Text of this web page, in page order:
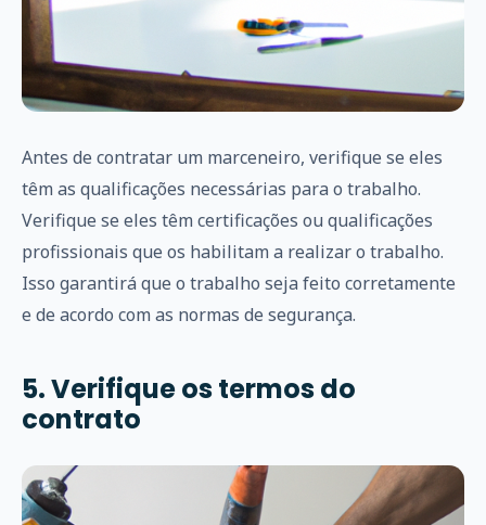
Antes de contratar um marceneiro, verifique se eles
têm as qualificações necessárias para o trabalho.
Verifique se eles têm certificações ou qualificações
profissionais que os habilitam a realizar o trabalho.
Isso garantirá que o trabalho seja feito corretamente
e de acordo com as normas de segurança.
5. Verifique os termos do
contrato